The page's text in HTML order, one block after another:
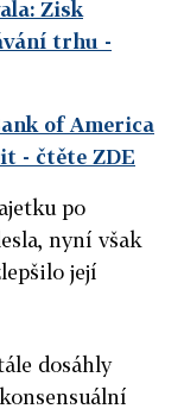
Zisk
trhu -
of America
- čtěte ZDE
po
nyní však
její
dosáhly